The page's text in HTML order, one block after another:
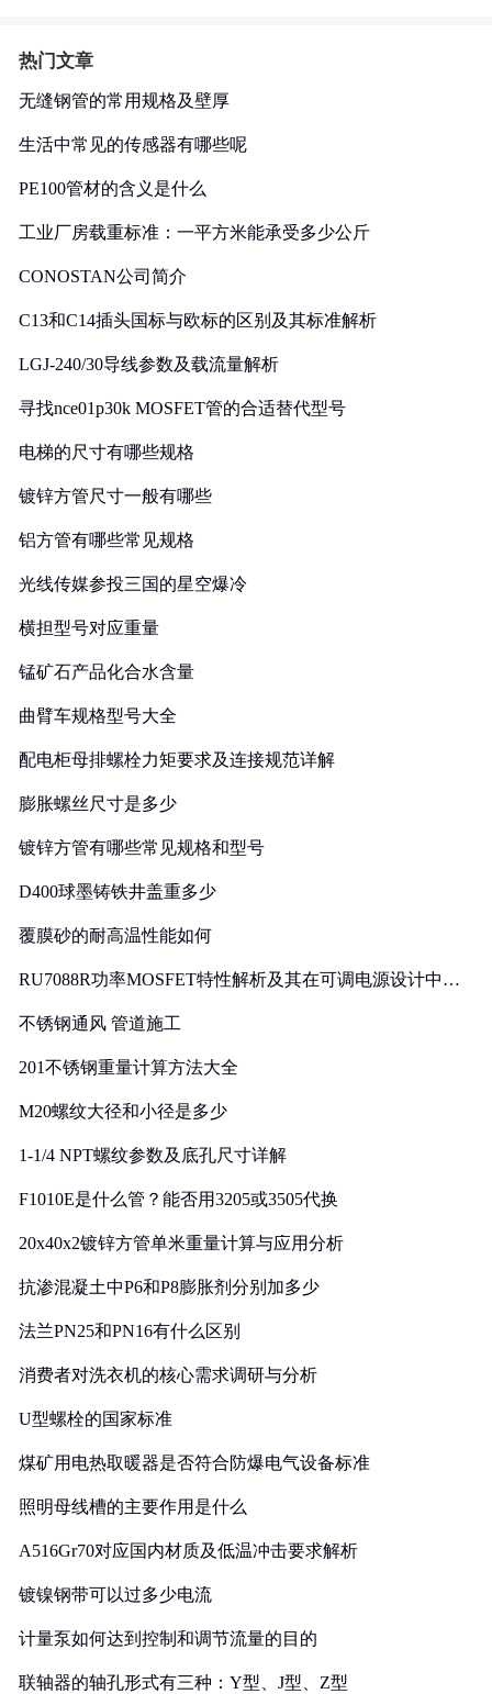
热门文章
无缝钢管的常用规格及壁厚
生活中常见的传感器有哪些呢
PE100管材的含义是什么
工业厂房载重标准：一平方米能承受多少公斤
CONOSTAN公司简介
C13和C14插头国标与欧标的区别及其标准解析
LGJ-240/30导线参数及载流量解析
寻找nce01p30k MOSFET管的合适替代型号
电梯的尺寸有哪些规格
镀锌方管尺寸一般有哪些
铝方管有哪些常见规格
光线传媒参投三国的星空爆冷
横担型号对应重量
锰矿石产品化合水含量
曲臂车规格型号大全
配电柜母排螺栓力矩要求及连接规范详解
膨胀螺丝尺寸是多少
镀锌方管有哪些常见规格和型号
D400球墨铸铁井盖重多少
覆膜砂的耐高温性能如何
RU7088R功率MOSFET特性解析及其在可调电源设计中的
不锈钢通风 管道施工
201不锈钢重量计算方法大全
M20螺纹大径和小径是多少
1-1/4 NPT螺纹参数及底孔尺寸详解
F1010E是什么管？能否用3205或3505代换
20x40x2镀锌方管单米重量计算与应用分析
抗渗混凝土中P6和P8膨胀剂分别加多少
法兰PN25和PN16有什么区别
消费者对洗衣机的核心需求调研与分析
U型螺栓的国家标准
煤矿用电热取暖器是否符合防爆电气设备标准
照明母线槽的主要作用是什么
A516Gr70对应国内材质及低温冲击要求解析
镀镍钢带可以过多少电流
计量泵如何达到控制和调节流量的目的
联轴器的轴孔形式有三种：Y型、J型、Z型